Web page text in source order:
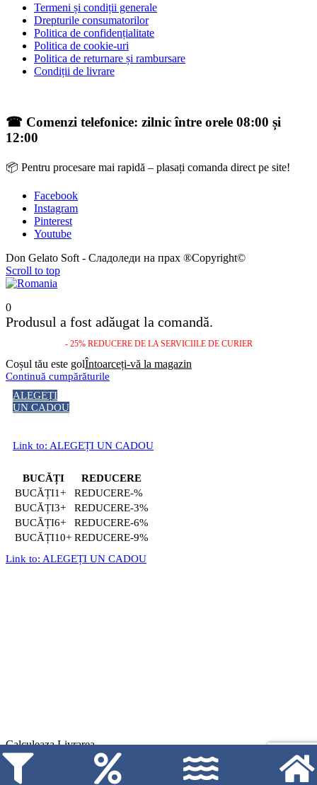
Termeni și condiții generale
Drepturile consumatorilor
Politica de confidențialitate
Politica de cookie-uri
Politica de returnare și rambursare
Condiții de livrare
☎ Comenzi telefonice: zilnic între orele 08:00 și
12:00
📦 Pentru procesare mai rapidă – plasați comanda direct pe site!
Facebook
Instagram
Pinterest
Youtube
Don Gelato Soft - Сладоледи на прах ®Copyright©
Scroll to top
0
Produsul a fost adăugat la comandă.
- 25% REDUCERE DE LA SERVICIILE DE CURIER
Coșul tău este golÎntoarceți-vă la magazin
Continuă cumpărăturile
ALEGEȚI
UN CADOU
Link to: ALEGEȚI UN CADOU
BUCĂȚI
REDUCERE
1+
-%
3+
-3%
6+
-6%
10+
-9%
Link to: ALEGEȚI UN CADOU
Calculeaza Livrarea